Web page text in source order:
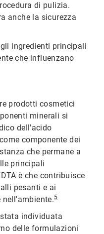
di pulizia.
anche la sicurezza
ingredienti principali
che influenzano
prodotti cosmetici
minerali si
dell'acido
componente dei
che permane a
principali
è che contribuisce
pesanti e ai
nell'ambiente.5
individuata
delle formulazioni